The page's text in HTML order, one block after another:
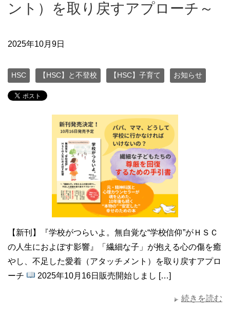
ント）を取り戻すアプローチ～
2025年10月9日
HSC 【HSC】と不登校 【HSC】子育て お知らせ
【新刊】『学校がつらいよ。無自覚な“学校信仰”がＨＳＣ
の人生におよぼす影響』「繊細な子」が抱える心の傷を癒
やし、不足した愛着（アタッチメント）を取り戻すアプロ
ーチ
2025年10月16日販売開始しまし […]
続きを読む